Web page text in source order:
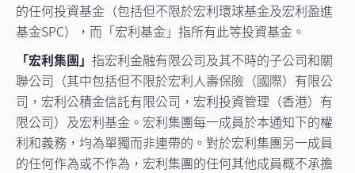
的任何投資基金（包括但不限於宏利環球基金及宏利盈進
基金SPC），而「宏利基金」指所有此等投資基金。
「宏利集團」 指宏利金融有限公司及其不時的子公司和關
聯公司（其中包括但不限於宏利人壽保險（國際）有限公
司，宏利公積金信託有限公司，宏利投資管理（香港）有
限公司）及宏利基金。宏利集團每一成員於本通知下的權
利和義務，均為單獨而非連帶的。對於宏利集團另一成員
的任何作為或不作為，宏利集團的任何其他成員概不承擔